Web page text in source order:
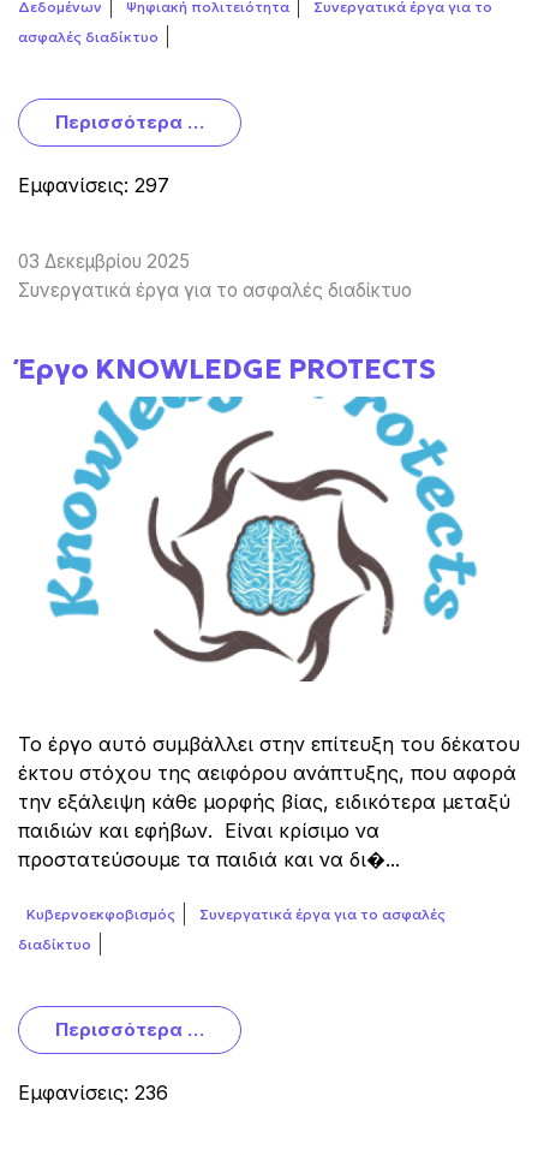
Δεδομένων
Ψηφιακή πολιτειότητα
Συνεργατικά έργα για το
ασφαλές διαδίκτυο
Περισσότερα …
Εμφανίσεις: 297
03 Δεκεμβρίου 2025
Συνεργατικά έργα για το ασφαλές διαδίκτυο
Έργο KNOWLEDGE PROTECTS
Το έργο αυτό συμβάλλει στην επίτευξη του δέκατου
έκτου στόχου της αειφόρου ανάπτυξης, που αφορά
την εξάλειψη κάθε μορφής βίας, ειδικότερα μεταξύ
παιδιών και εφήβων. Είναι κρίσιμο να
προστατεύσουμε τα παιδιά και να δι�...
Κυβερνοεκφοβισμός
Συνεργατικά έργα για το ασφαλές
διαδίκτυο
Περισσότερα …
Εμφανίσεις: 236